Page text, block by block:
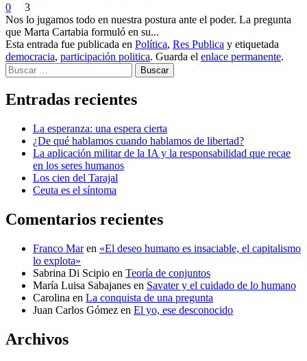
0
3
Nos lo jugamos todo en nuestra postura ante el poder. La pregunta
que Marta Cartabia formuló en su...
Esta entrada fue publicada en Política, Res Publica y etiquetada
democracia, participación politica. Guarda el enlace permanente.
Buscar
Entradas recientes
La esperanza: una espera cierta
¿De qué hablamos cuando hablamos de libertad?
La aplicación militar de la IA y la responsabilidad que recae
en los seres humanos
Los cien del Tarajal
Ceuta es el síntoma
Comentarios recientes
Franco Maren «El deseo humano es insaciable, el capitalismo
lo explota»
Sabrina Di Scipio en Teoría de conjuntos
María Luisa Sabajanes en Savater y el cuidado de lo humano
Carolina en La conquista de una pregunta
Juan Carlos Gómez en El yo, ese desconocido
Archivos